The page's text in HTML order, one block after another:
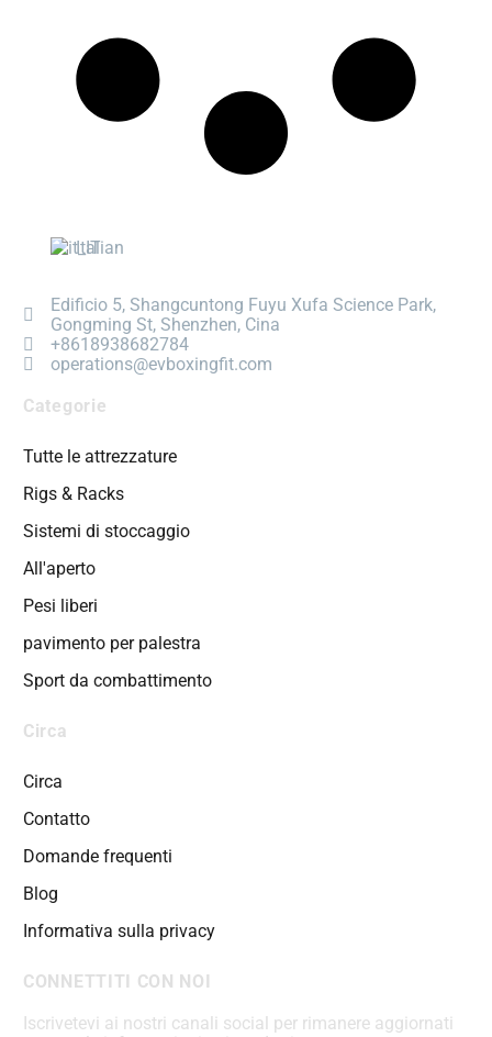
Italian
Edificio 5, Shangcuntong Fuyu Xufa Science Park,
Gongming St, Shenzhen, Cina
+8618938682784
operations@evboxingfit.com
Categorie
Tutte le attrezzature
Rigs & Racks
Sistemi di stoccaggio
All'aperto
Pesi liberi
pavimento per palestra
Sport da combattimento
Circa
Circa
Contatto
Domande frequenti
Blog
Informativa sulla privacy
CONNETTITI CON NOI
Iscrivetevi ai nostri canali social per rimanere aggiornati